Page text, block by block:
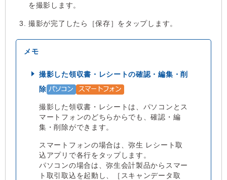
を撮影します。
撮影が完了したら［保存］をタップします。
撮影した領収書・レシートの確認・編集・削
除
撮影した領収書・レシートは、パソコンとス
マートフォンのどちらからでも、確認・編
集・削除ができます。
スマートフォンの場合は、弥生 レシート取
込アプリで各行をタップします。
パソコンの場合は、弥生会計製品からスマー
ト取引取込を起動し、［スキャンデータ取